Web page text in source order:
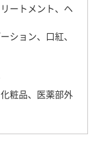
ートメント、ヘ
ション、口紅、
粧品、医薬部外